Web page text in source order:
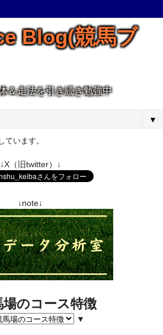
Blog(競馬ブ
＆走法を引き続き勉強中
▼
います。
↓X（旧twitter）↓
↓note↓
場のコース特徴
▼